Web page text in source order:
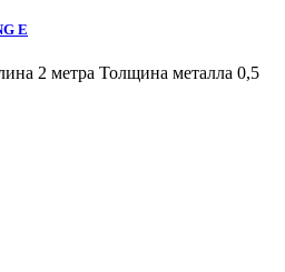
E
2 метра Толщина металла 0,5